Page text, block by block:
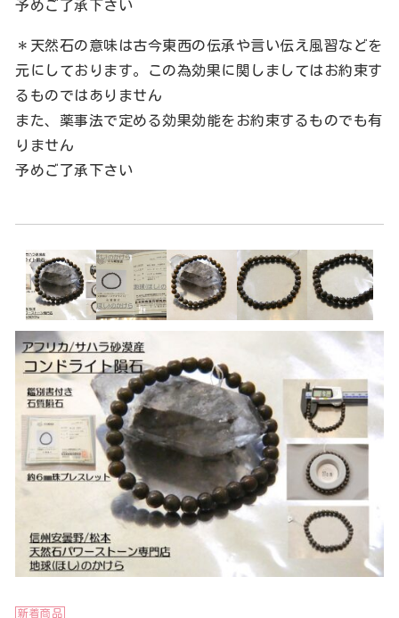
予めご了承下さい
＊天然石の意味は古今東西の伝承や言い伝え風習などを
元にしております。この為効果に関しましてはお約束す
るものではありません
また、薬事法で定める効果効能をお約束するものでも有
りません
予めご了承下さい
新着商品